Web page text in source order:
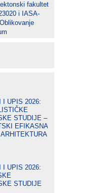
fakultet
i IASA-
I UPIS 2026:
STUDIJE –
EFIKASNA
ARHITEKTURA
I UPIS 2026:
STUDIJE